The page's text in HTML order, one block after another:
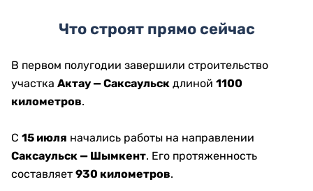
Что строят прямо сейчас
В первом полугодии завершили строительство
участка Актау — Саксаульск длиной 1100
километров.
С 15 июля начались работы на направлении
Саксаульск — Шымкент. Его протяженность
составляет 930 километров.